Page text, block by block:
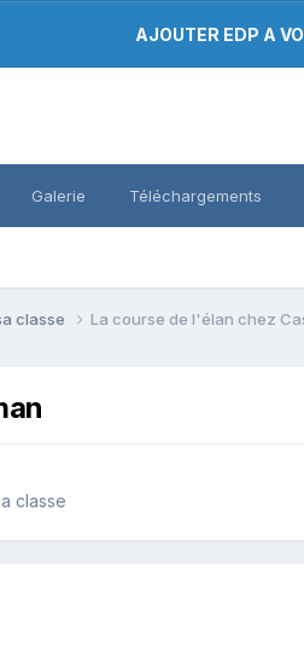
AJOUTER EDP A
Galerie Téléchargements
classe La course de l'élan chez
classe